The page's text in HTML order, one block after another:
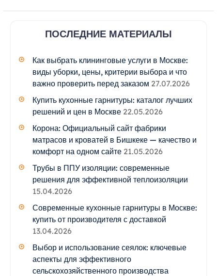
ПОСЛЕДНИЕ МАТЕРИАЛЫ
Как выбрать клининговые услуги в Москве:
виды уборки, цены, критерии выбора и что
важно проверить перед заказом 27.07.2026
Купить кухонные гарнитуры: каталог лучших
решений и цен в Москве 22.05.2026
Корона: Официальный сайт фабрики
матрасов и кроватей в Бишкеке — качество и
комфорт на одном сайте 21.05.2026
Трубы в ППУ изоляции: современные
решения для эффективной теплоизоляции
15.04.2026
Современные кухонные гарнитуры в Москве:
купить от производителя с доставкой
13.04.2026
Выбор и использование сеялок: ключевые
аспекты для эффективного
сельскохозяйственного производства